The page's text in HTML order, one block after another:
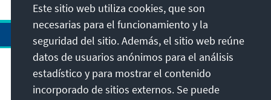
Dirección
Este sitio web utiliza cookies, que son
necesarias para el funcionamiento y la
seguridad del sitio. Además, el sitio web reúne
datos de usuarios anónimos para el análisis
estadístico y para mostrar el contenido
incorporado de sitios externos. Se puede